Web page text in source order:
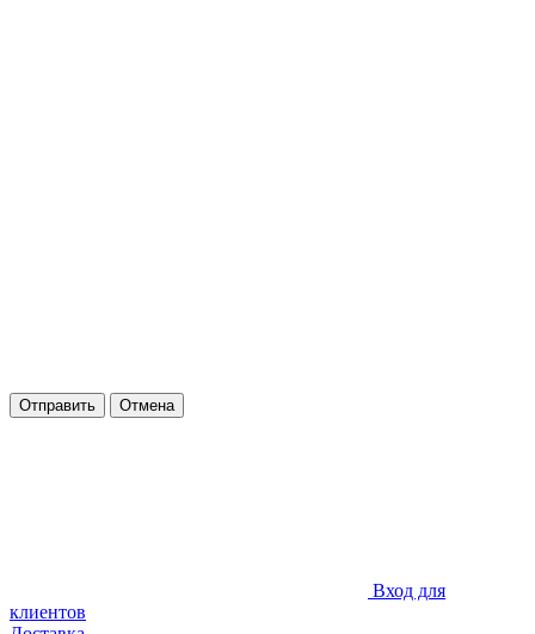
Отправить Отмена
Вход для
клиентов